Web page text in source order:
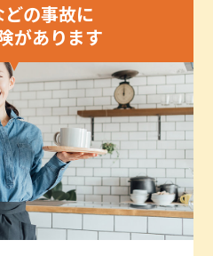
の事故に
があります